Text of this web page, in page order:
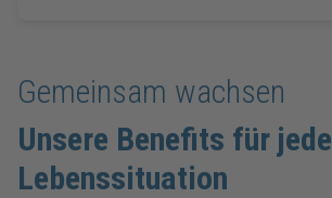
Gemeinsam wachsen
Unsere Benefits für jede
Lebenssituation